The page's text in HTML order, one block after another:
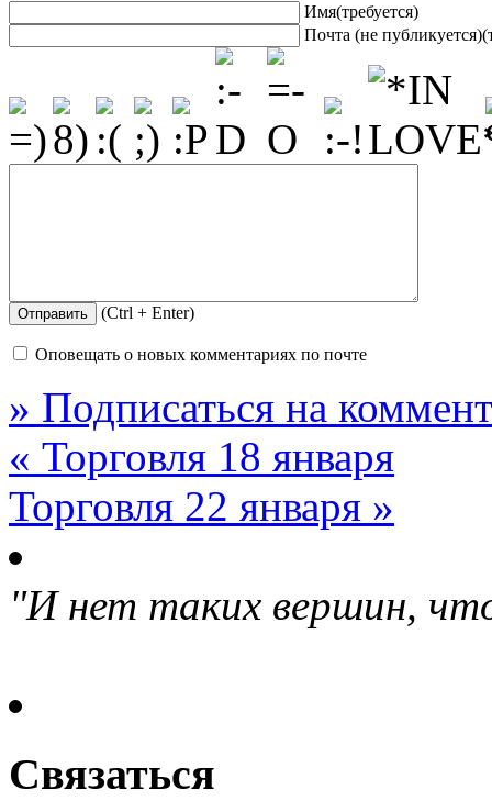
Имя(требуется)
Почта (не
(Ctrl + Enter)
Оповещать о новых комментариях по почте
» Подписаться на
« Торговля 18 января
Торговля 22 января »
"И нет таких вершин,
Связаться